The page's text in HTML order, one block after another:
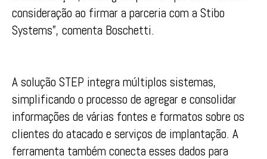
consideração ao firmar a parceria com a Stibo
Systems”, comenta Boschetti.
A solução STEP integra múltiplos sistemas,
simplificando o processo de agregar e consolidar
informações de várias fontes e formatos sobre os
clientes do atacado e serviços de implantação. A
ferramenta também conecta esses dados para